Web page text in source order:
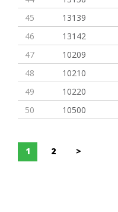
45 13139
46 13142
47 10209
48 10210
49 10220
50 10500
1 2 >